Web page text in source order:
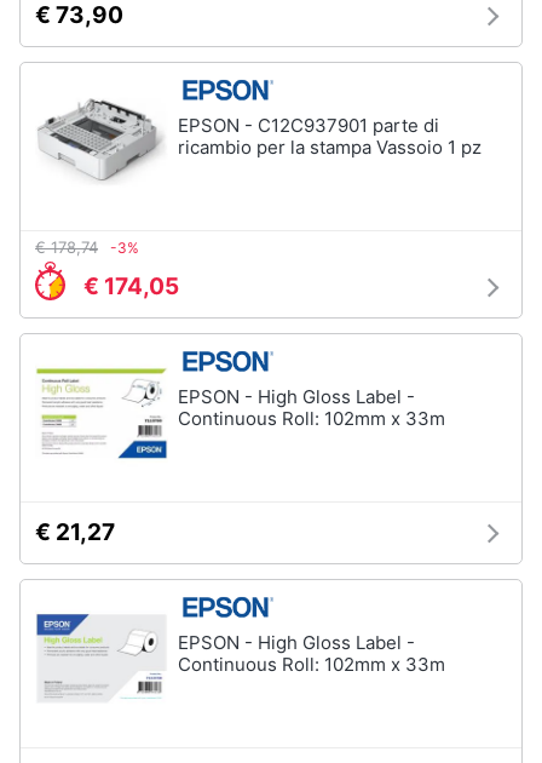
€ 73,90
EPSON - C12C937901 parte di
ricambio per la stampa Vassoio 1 pz
€ 178,74 -3%
€ 174,05
EPSON - High Gloss Label -
Continuous Roll: 102mm x 33m
€ 21,27
EPSON - High Gloss Label -
Continuous Roll: 102mm x 33m